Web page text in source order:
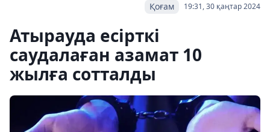
19:31, 30 қаңтар 2024
Қоғам
Атырауда есірткі
саудалаған азамат 10
жылға сотталды